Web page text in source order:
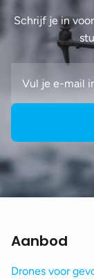
Schrijf je in
Aanbod
Drones voor